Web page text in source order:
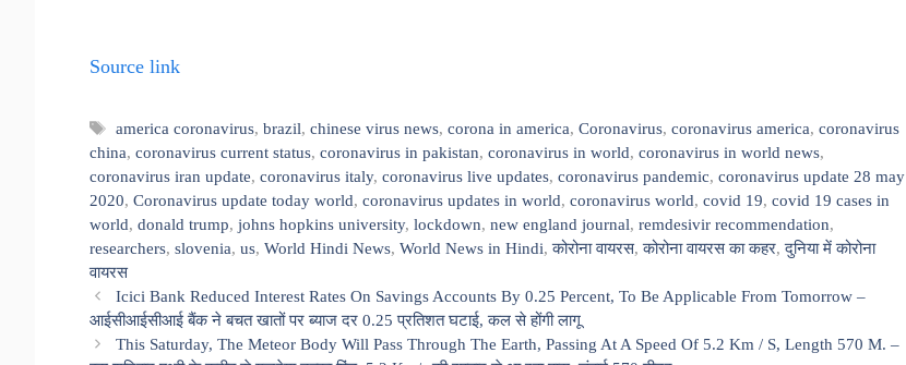
Source link
Tags
america coronavirus,brazil,chinese virus news,corona in america,Coronavirus,coronavirus america,coronavirus
china, coronavirus current status, coronavirus in pakistan, coronavirus in world, coronavirus in world news,
coronavirus iran update, coronavirus italy, coronavirus live updates, coronavirus pandemic, coronavirus update 28 may
2020, Coronavirus update today world, coronavirus updates in world, coronavirus world, covid 19, covid 19 cases in
world, donald trump, johns hopkins university, lockdown, new england journal, remdesivir recommendation,
researchers, slovenia, us, World Hindi News, World News in Hindi,कोरोना वायरस,कोरोना वायरस का कहर,दुनिया में कोरोना
वायरस
Icici Bank Reduced Interest Rates On Savings Accounts By 0.25 Percent, To Be Applicable From Tomorrow –
आईसीआईसीआई बैंक ने बचत खातों पर ब्याज दर 0.25 प्रतिशत घटाई, कल से होंगी लागू
This Saturday, The Meteor Body Will Pass Through The Earth, Passing At A Speed Of 5.2 Km / S, Length 570 M. –